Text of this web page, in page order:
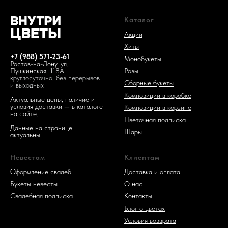
+7 (988) 571-23-61
Ростов-на-Дону, ул.
Пушкинская, 118А
круглосуточно, без перерывов
и выходных
Актуальные цены, наличие и
условия доставки — в каталоге
на сайте.
Данные на странице
актуальны.
Каталог
Акции
Хиты
Монобукеты
Розы
Сборные букеты
Композиции в коробке
Композиции в корзине
Цветочная подписка
Шары
Невестам
Оформление свадеб
Букеты невесты
Свадебная подписка
Клиентам
Доставка и оплата
О нас
Контакты
Блог о цветах
Условия возврата